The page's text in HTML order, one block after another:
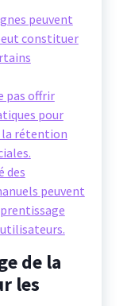
peuvent
constituer
pas offrir
pour
la rétention
des
peuvent
de la
les